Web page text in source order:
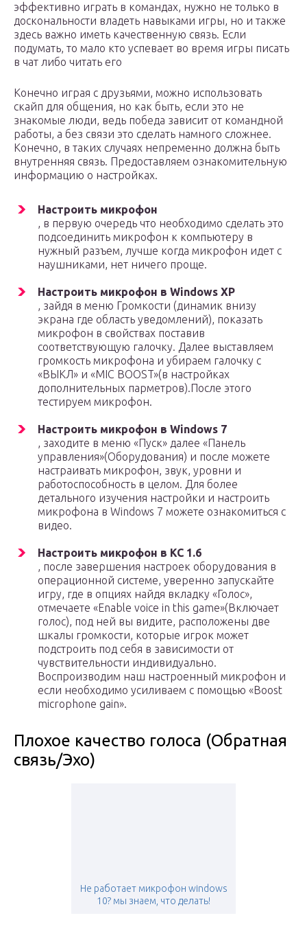
эффективно играть в командах, нужно не только в
доскональности владеть навыками игры, но и также
здесь важно иметь качественную связь. Если
подумать, то мало кто успевает во время игры писать
в чат либо читать его
Конечно играя с друзьями, можно использовать
скайп для общения, но как быть, если это не
знакомые люди, ведь победа зависит от командной
работы, а без связи это сделать намного сложнее.
Конечно, в таких случаях непременно должна быть
внутренняя связь. Предоставляем ознакомительную
информацию о настройках.
Настроить микрофон
, в первую очередь что необходимо сделать это
подсоединить микрофон к компьютеру в
нужный разъем, лучше когда микрофон идет с
наушниками, нет ничего проще.
Настроить микрофон в Windows XP
, зайдя в меню Громкости (динамик внизу
экрана где область уведомлений), показать
микрофон в свойствах поставив
соответствующую галочку. Далее выставляем
громкость микрофона и убираем галочку с
«ВЫКЛ» и «MIC BOOST»(в настройках
дополнительных парметров).После этого
тестируем микрофон.
Настроить микрофон в Windows 7
, заходите в меню «Пуск» далее «Панель
управления»(Оборудования) и после можете
настраивать микрофон, звук, уровни и
работоспособность в целом. Для более
детального изучения настройки и настроить
микрофона в Windows 7 можете ознакомиться с
видео.
Настроить микрофон в КС 1.6
, после завершения настроек оборудования в
операционной системе, уверенно запускайте
игру, где в опциях найдя вкладку «Голос»,
отмечаете «Enable voice in this game»(Включает
голос), под ней вы видите, расположены две
шкалы громкости, которые игрок может
подстроить под себя в зависимости от
чувствительности индивидуально.
Воспроизводим наш настроенный микрофон и
если необходимо усиливаем с помощью «Boost
microphone gain».
Плохое качество голоса (Обратная
связь/Эхо)
Не работает микрофон windows
10? мы знаем, что делать!